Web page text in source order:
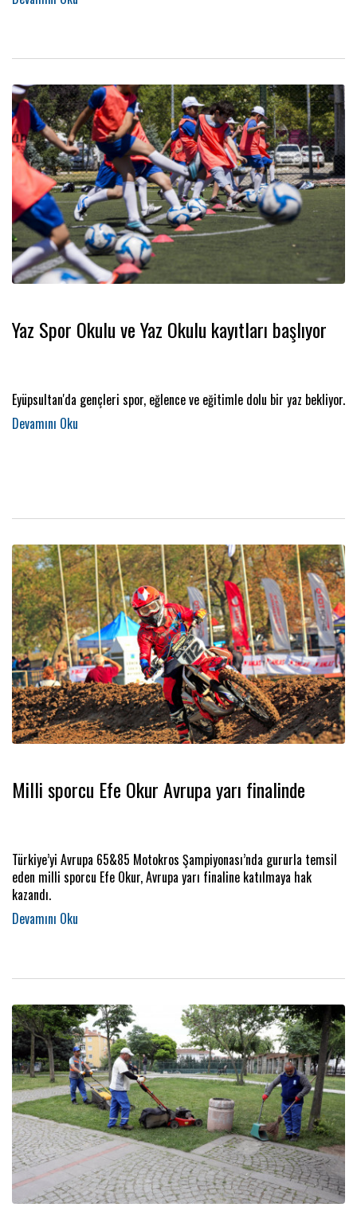
Yaz Spor Okulu ve Yaz Okulu kayıtları başlıyor
Eyüpsultan'da gençleri spor, eğlence ve eğitimle dolu bir yaz bekliyor.
Milli sporcu Efe Okur Avrupa yarı finalinde
Türkiye’yi Avrupa 65&85 Motokros Şampiyonası’nda gururla temsil
eden milli sporcu Efe Okur, Avrupa yarı finaline katılmaya hak
kazandı.